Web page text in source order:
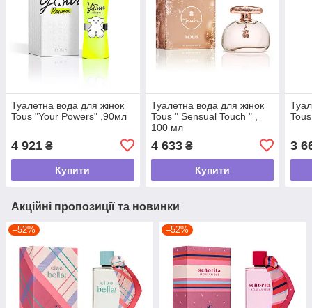
Туалетна вода для жінок
Tous "Your Powers" ,90мл
4 921 ₴
Купити
Туалетна вода для жінок
Tous " Sensual Touch " ,
100 мл
4 633₴
Купити
3
Акційні пропозиції та новинки
–52% –52%